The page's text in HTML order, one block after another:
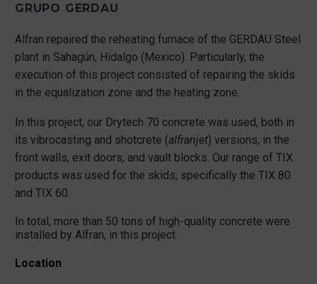
GRUPO GERDAU
Alfran repaired the reheating furnace of the GERDAU Steel
plant in Sahagún, Hidalgo (Mexico). Particularly, the
execution of this project consisted of repairing the skids
in the equalization zone and the heating zone.
In this project, our Drytech 70 concrete was used, both in
its vibrocasting and shotcrete (alfranjet) versions, in the
front walls, exit doors, and vault blocks. Our range of TIX
products was used for the skids, specifically the TIX 80
and TIX 60.
In total, more than 50 tons of high-quality concrete were
installed by Alfran, in this project.
Location